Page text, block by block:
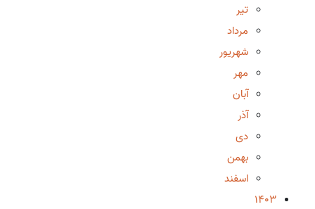
تیر
مرداد
شهریور
مهر
آبان
آذر
دی
بهمن
اسفند
1403